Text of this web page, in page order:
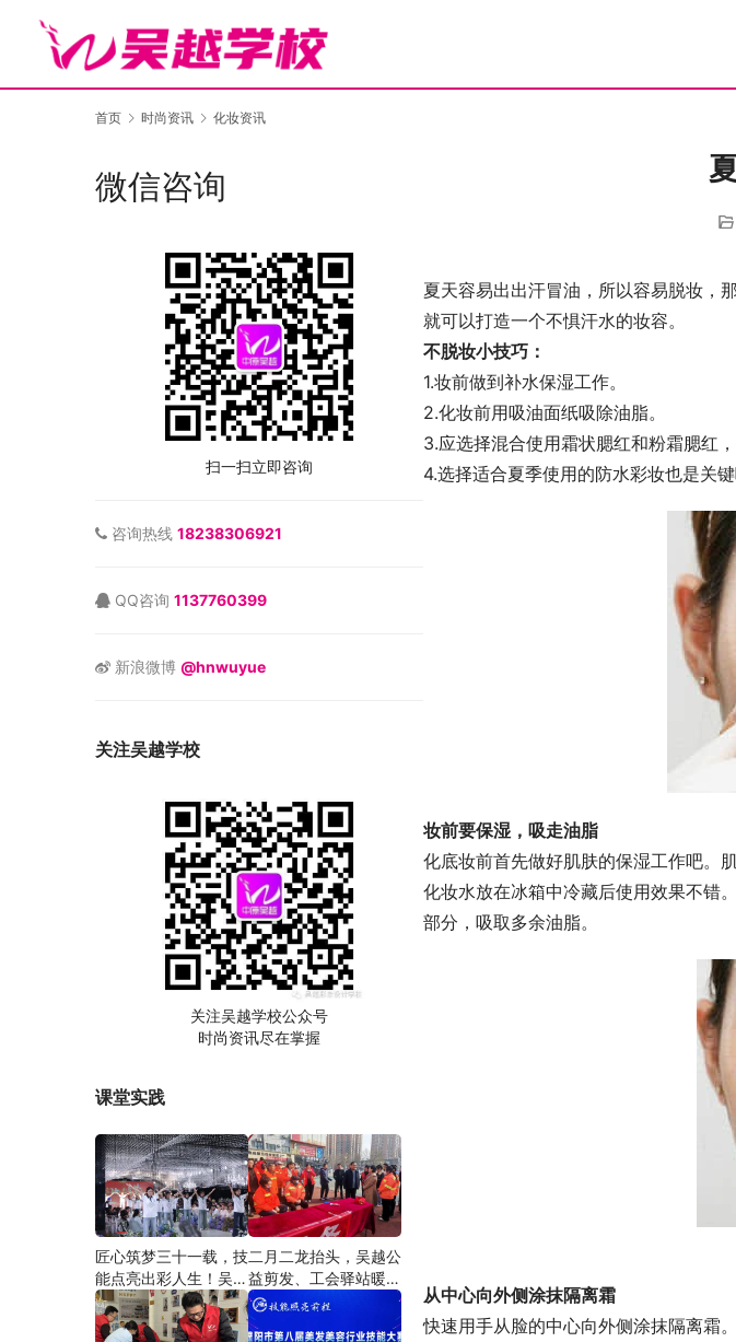
首页 时尚资讯 化妆资讯
夏天容易出出汗冒油，所以容易脱妆，
就可以打造一个不惧汗水的妆容。
不脱妆小技巧：
1.妆前做到补水保湿工作。
2.化妆前用吸油面纸吸除油脂。
3.应选择混合使用霜状腮红和粉霜腮红，
4.选择适合夏季使用的防水彩妆也是关键
妆前要保湿，吸走油脂
化底妆前首先做好肌肤的保湿工作吧。
化妆水放在冰箱中冷藏后使用效果不错
部分，吸取多余油脂。
从中心向外侧涂抹隔离霜
快速用手从脸的中心向外侧涂抹隔离霜
微信咨询
扫一扫立即咨询
咨询热线 18238306921
QQ咨询 1137760399
新浪微博 @hnwuyue
关注吴越学校
关注吴越学校公众号
时尚资讯尽在掌握
课堂实践
匠心筑梦三十一载，技
能点亮出彩人生！吴越
学校2026年学员学习
成果汇报会圆满成功！
二月二龙抬头，吴越公
益剪发、工会驿站暖人
心——义务剪发情暖户
外劳动者